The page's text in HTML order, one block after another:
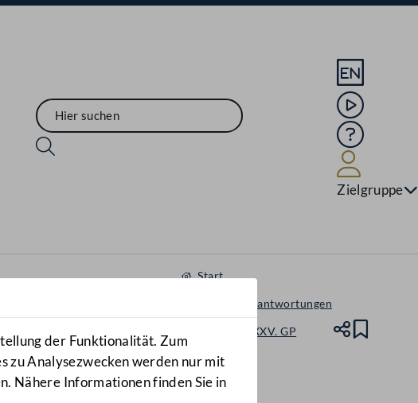
Sprache
Mediathek
Hilfe
Zielgruppe
der Funktionalität. Zum
zu Analysezwecken werden nur mit
Nähere Informationen finden Sie in
Start
Anfragen & Beantwortungen
Nationalrat - XXV. GP
Anfragen
478/J